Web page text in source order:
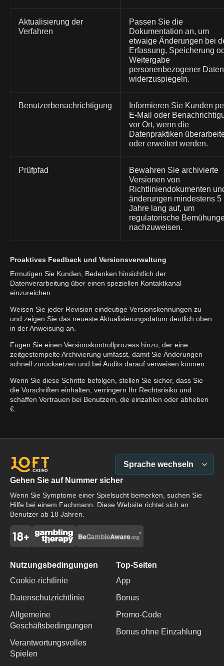
Aktualisierung der
Verfahren
Passen Sie die
Dokumentation an, um
etwaige Änderungen bei
Erfassung, Speicherung
Weitergabe
personenbezogener Daten
widerzuspiegeln.
Benutzerbenachrichtigung
Informieren Sie Kunden
E-Mail oder
vor Ort, wenn die
Datenpraktiken
oder erweitert werden.
Prüfpfad
Bewahren Sie archivierte
Versionen von
Richtliniendokumenten
änderungen mindestens 5
Jahre lang auf, um
regulatorische
nachzuweisen.
Proaktives Feedback und Versionsverwaltung
Ermutigen Sie Kunden, Bedenken hinsichtlich der
Datenverarbeitung über einen speziellen Kontaktkanal
einzureichen.
Weisen Sie jeder Revision eindeutige Versionskennungen zu
und zeigen Sie das neueste Aktualisierungsdatum deutlich oben
in der Anweisung an.
Fügen Sie einen Versionskontrollprozess hinzu, der eine
zeitgestempelte Archivierung umfasst, damit Sie Änderungen
schnell zurücksetzen und bei Audits darauf verweisen können.
Wenn Sie diese Schritte befolgen, stellen Sie sicher, dass Sie
die Vorschriften einhalten, verringern Ihr Rechtsrisiko und
schaffen Vertrauen bei Benutzern, die einzahlen oder abheben
€.
Bonus
Gehen Sie auf Nummer sicher
Wenn Sie Symptome einer Spielsucht bemerken, suchen Sie
Hilfe bei einem Fachmann. Diese Website richtet sich an
Benutzer ab 18 Jahren.
Sprache wechseln
Nutzungsbedingungen
Cookie-richtlinie
Datenschutzrichtlinie
Allgemeine
Geschäftsbedingungen
Verantwortungsvolles
Spielen
Top-Seiten
App
Bonus
Promo-Code
Bonus ohne Einzahlung